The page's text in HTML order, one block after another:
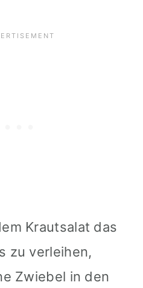
Krautsalat das
zu verleihen,
Zwiebel in den